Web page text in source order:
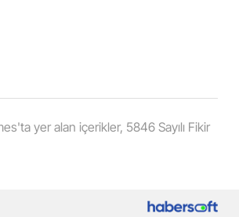
yer alan içerikler, 5846 Sayılı Fikir